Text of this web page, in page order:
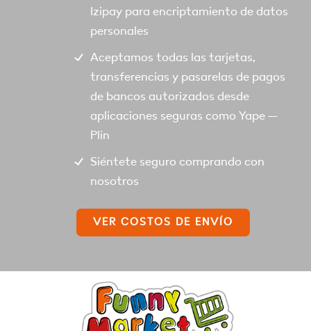
Izipay para encriptamiento de datos
personales
Aceptamos todas las tarjetas,
transferencias y pasarelas de pagos
de bancos autorizados desde
aplicaciones seguras como Yape –
Plin
Siéntete seguro comprando con
nosotros
VER COSTOS DE ENVÍO